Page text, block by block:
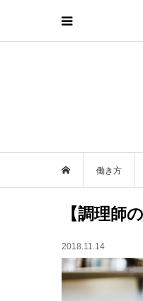
働き方
【調理
2018.11.14